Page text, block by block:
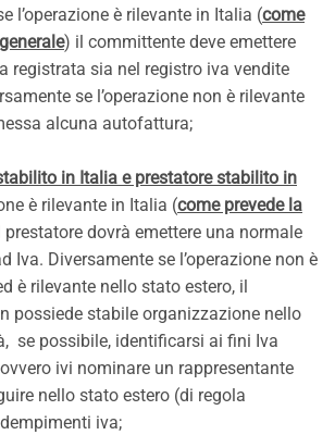
l’operazione è rilevante in Italia (come
) il committente deve emettere
registrata sia nel registro iva vendite
se l’operazione non è rilevante
alcuna autofattura;
in Italia e prestatore stabilito in
è rilevante in Italia (come prevede la
prestatore dovrà emettere una normale
Iva. Diversamente se l’operazione non è
è rilevante nello stato estero, il
possiede stabile organizzazione nello
se possibile, identificarsi ai fini Iva
ivi nominare un rappresentante
nello stato estero (di regola
iva;